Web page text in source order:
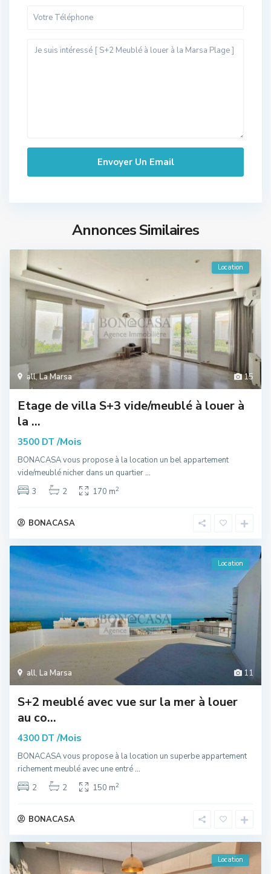
Annonces Similaires
15
all,La Marsa
Location
Etage de villa S+3 vide/meublé à louer à
la ...
3500 DT /Mois
BONACASA vous propose à la location un bel appartement
vide/meublé nicher dans un quartier...
3
2 170 m2
BONACASA
11
all, La Marsa
Location
S+2 meublé avec vue sur la mer à louer
au co...
4300 DT /Mois
BONACASA vous propose à la location un superbe appartement
richement meublé avec une entré...
2
2 150 m2
BONACASA
Location